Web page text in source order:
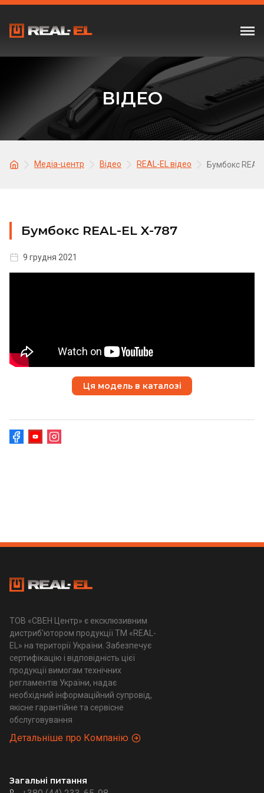
ВІДЕО
Медіа-центр Відео REAL-EL відео Бумбокс
Бумбокс REAL-EL X-787
9 грудня 2021
Ця модель в каталозі
ТОВ «СВЕН Центр» є ексклюзивним
дистриб'ютором продукції ТМ «REAL-
EL» на території України. Забезпечує
сертифікацію і відповідність цієї
продукції вимогам технічних
регламентів України, надає
необхідний інформаційний супровід,
якісне гарантійне та сервісне
обслуговування
Детальніше про Компанію
Загальні питання